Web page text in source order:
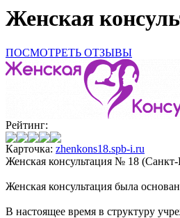
Женская
ПОСМОТРЕТЬ ОТЗЫВЫ
Рейтинг:
Карточка: zhenkons18.spb-i.ru
Женская консультация № 18
Женская консультация была
В настоящее время в структуру